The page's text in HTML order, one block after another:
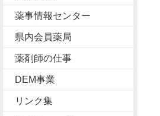
薬事情報センター
県内会員薬局
薬剤師の仕事
DEM事業
リンク集